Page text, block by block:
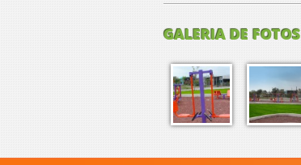
GALERIA DE FOTOS